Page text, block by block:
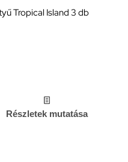
Tropical Island 3 db
Részletek mutatása